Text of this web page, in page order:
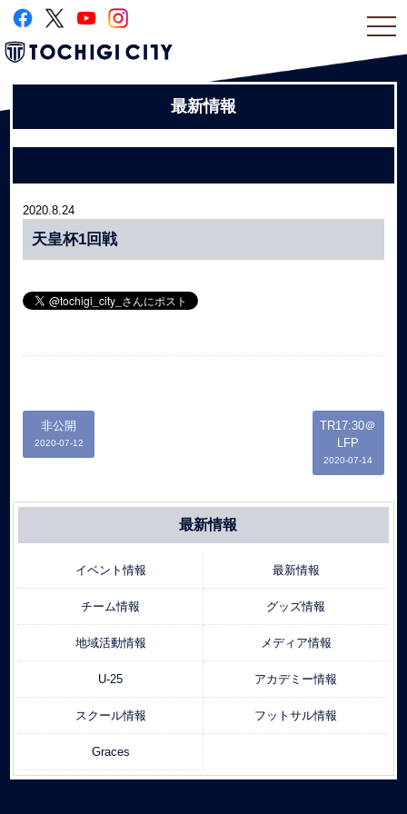
最新情報
2020.8.24
天皇杯1回戦
非公開
2020-07-12
TR17:30＠
LFP
2020-07-14
最新情報
イベント情報 最新情報
チーム情報 グッズ情報
地域活動情報 メディア情報
U-25 アカデミー情報
スクール情報 フットサル情報
Graces